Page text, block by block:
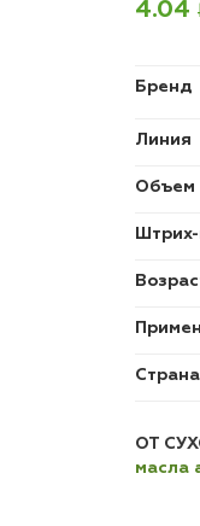
4.04
Бренд
Линия
Объем
ОТ
масла